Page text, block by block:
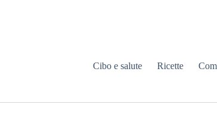
Cibo e salute Ricette